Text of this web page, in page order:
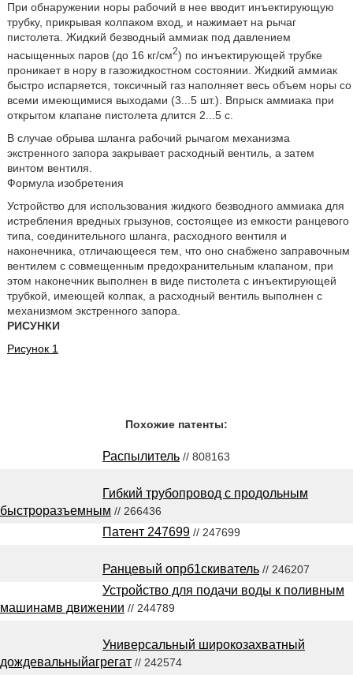
При обнаружении норы рабочий в нее вводит инъектирующую
трубку, прикрывая колпаком вход, и нажимает на рычаг
пистолета. Жидкий безводный аммиак под давлением
насыщенных паров (до 16 кг/см2) по инъектирующей трубке
проникает в нору в газожидкостном состоянии. Жидкий аммиак
быстро испаряется, токсичный газ наполняет весь объем норы со
всеми имеющимися выходами (3...5 шт.). Впрыск аммиака при
открытом клапане пистолета длится 2...5 с.
В случае обрыва шланга рабочий рычагом механизма
экстренного запора закрывает расходный вентиль, а затем
винтом вентиля.
Формула изобретения
Устройство для использования жидкого безводного аммиака для
истребления вредных грызунов, состоящее из емкости ранцевого
типа, соединительного шланга, расходного вентиля и
наконечника, отличающееся тем, что оно снабжено заправочным
вентилем с совмещенным предохранительным клапаном, при
этом наконечник выполнен в виде пистолета с инъектирующей
трубкой, имеющей колпак, а расходный вентиль выполнен с
механизмом экстренного запора.
РИСУНКИ
Рисунок 1
Похожие патенты:
Распылитель // 808163
Гибкий трубопровод с продольным
быстроразъемным // 266436
Патент 247699 // 247699
Ранцевый опрб1скиватель // 246207
Устройство для подачи воды к поливным
машинамв движении // 244789
Универсальный широкозахватный
дождевальныйагрегат // 242574